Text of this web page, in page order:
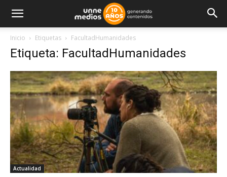
Inicio Etiquetas FacultadHumanidades
Etiqueta: FacultadHumanidades
Actualidad